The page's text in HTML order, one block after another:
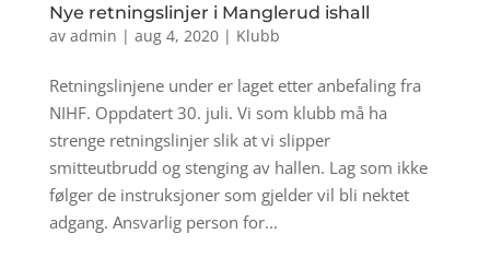
Nye retningslinjer i Manglerud ishall
av admin | aug 4, 2020| Klubb
Retningslinjene under er laget etter anbefaling fra
NIHF. Oppdatert 30. juli. Vi som klubb må ha
strenge retningslinjer slik at vi slipper
smitteutbrudd og stenging av hallen. Lag som ikke
følger de instruksjoner som gjelder vil bli nektet
adgang. Ansvarlig person for...